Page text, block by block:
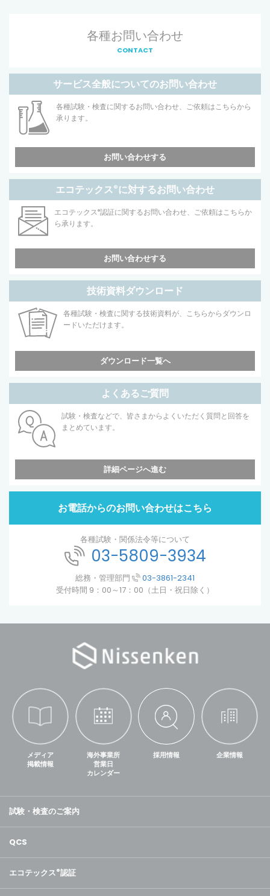
各種お問い合わせ
CONTACT
サービス全般についてのお問い合わせ
各種試験・検査に関するお問い合わせ、ご依頼はこちらから
承ります。
お問い合わせする
エコテックス®に対するお問い合わせ
エコテックス®認証に関するお問い合わせ、ご依頼はこちらか
ら承ります。
お問い合わせする
技術資料ダウンロード
各種試験・検査に関する技術資料が、こちらからダウンロ
ードいただけます。
ダウンロード一覧へ
よくあるご質問
試験・検査などで、皆さまからよくいただく質問と回答を
まとめています。
詳細ページへ進む
お電話からのお問い合わせはこちら
各種試験・関係法令等について
03-5809-3934
総務・管理部門
03-3861-2341
受付時間 9：00～17：00（土日・祝日除く）
メディア
掲載情報
海外事業所
営業日
カレンダー
採用情報 企業情報
試験・検査のご案内
QCS
エコテックス®認証